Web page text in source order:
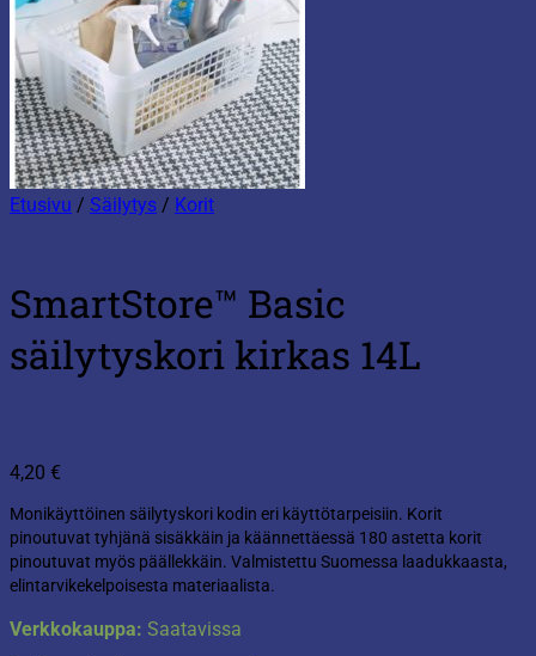
Etusivu / Säilytys / Korit
SmartStore™ Basic
säilytyskori kirkas 14L
4,20 €
Monikäyttöinen säilytyskori kodin eri käyttötarpeisiin. Korit
pinoutuvat tyhjänä sisäkkäin ja käännettäessä 180 astetta korit
pinoutuvat myös päällekkäin. Valmistettu Suomessa laadukkaasta,
elintarvikekelpoisesta materiaalista.
Verkkokauppa: Saatavissa